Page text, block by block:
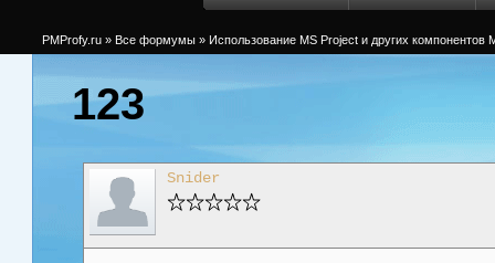
PMProfy.ru » Все формумы » Использование MS Project и других компонентов
123
Snider